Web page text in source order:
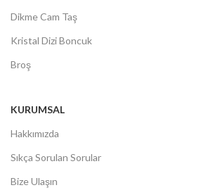
Dikme Cam Taş
Kristal Dizi Boncuk
Broş
KURUMSAL
Hakkımızda
Sıkça Sorulan Sorular
Bize Ulaşın